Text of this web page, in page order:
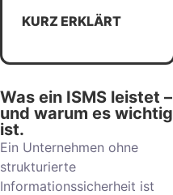
KURZ ERKLÄRT
Was ein ISMS leistet –
und warum es wichtig
ist.
Ein Unternehmen ohne
strukturierte
Informationssicherheit ist